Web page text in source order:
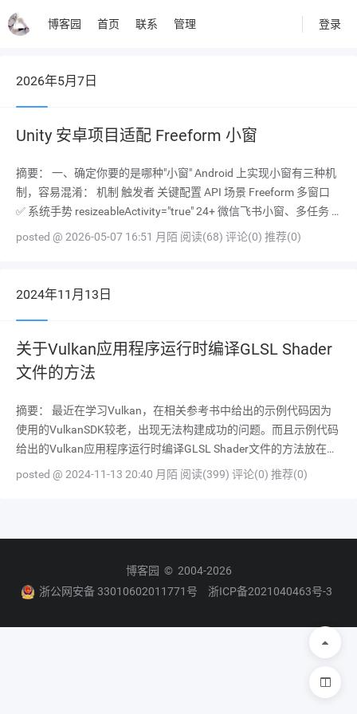
博客园 首页 联系 管理 登录
2026年5月7日
Unity 安卓项目适配 Freeform 小窗
摘要： 一、确定你要的是哪种"小窗" Android 上实现小窗有三种机
制，容易混淆： 机制 触发者 关键配置 API 场景 Freeform 多窗口
✅ 系统手势 resizeableActivity="true" 24+ 微信飞书小窗、多任务 Pi
P（画中画） ❌ App 代码 supportsPict
posted @ 2026-05-07 16:51 月陌 阅读(68) 评论(0) 推荐(0)
2024年11月13日
关于Vulkan应用程序运行时编译GLSL Shader
文件的方法
摘要： 最近在学习Vulkan，在相关参考书中给出的示例代码因为
使用的VulkanSDK较老，出现无法构建成功的问题。而且示例代码
给出的Vulkan应用程序运行时编译GLSL Shader文件的方法放在现
在已经是非常的麻烦。现在新版的VulkanSDK(1.3.X以上)将GLSL
posted @ 2024-11-13 20:40 月陌 阅读(399) 评论(0) 推荐(0)
博客园 © 2004-2026
浙公网安备 33010602011771号
浙ICP备2021040463号-3